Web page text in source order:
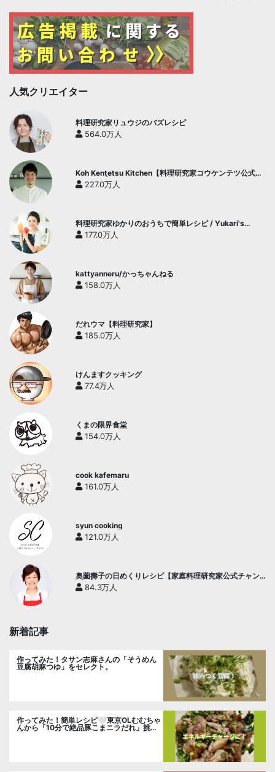
人気クリエイター
料理研究家リュウジのバズレシピ
564.0万人
Koh Kentetsu Kitchen【料理研究家コウケンテツ公式チ
ャンネル】
227.0万人
料理研究家ゆかりのおうちで簡単レシピ / Yukari's
Kitchen
177.0万人
kattyanneru/かっちゃんねる
158.0万人
だれウマ【料理研究家】
185.0万人
けんますクッキング
77.4万人
くまの限界食堂
154.0万人
cook kafemaru
161.0万人
syun cooking
121.0万人
奥薗壽子の日めくりレシピ【家庭料理研究家公式チャン
ネル】
84.3万人
新着記事
作ってみた！タサン志麻さんの「そうめん
豆腐胡麻つゆ」をセレクト。
作ってみた！簡単レシピ🤍東京OLむむちゃ
んから「10分で絶品豚こまニラだれ」挑